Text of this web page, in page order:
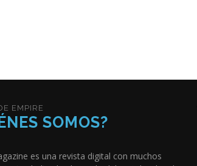
EMPIRE
SOMOS?
es una revista digital con muchos